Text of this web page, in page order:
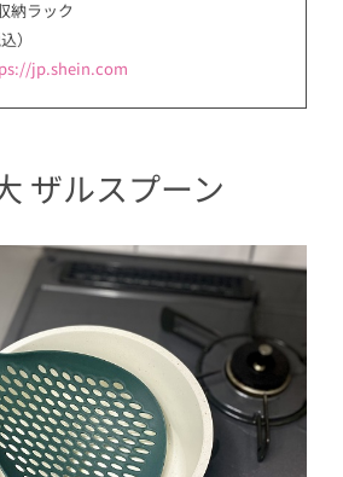
納ラック
）
jp.shein.com
ザルスプーン